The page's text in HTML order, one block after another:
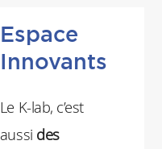
Espace
Innovants
Le K-lab, c’est
aussi des